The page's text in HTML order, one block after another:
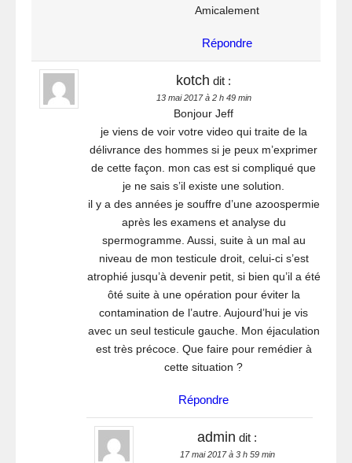
Amicalement
Répondre
kotch dit :
13 mai 2017 à 2 h 49 min
Bonjour Jeff
je viens de voir votre video qui traite de la
délivrance des hommes si je peux m’exprimer
de cette façon. mon cas est si compliqué que
je ne sais s’il existe une solution.
il y a des années je souffre d’une azoospermie
après les examens et analyse du
spermogramme. Aussi, suite à un mal au
niveau de mon testicule droit, celui-ci s’est
atrophié jusqu’à devenir petit, si bien qu’il a été
ôté suite à une opération pour éviter la
contamination de l’autre. Aujourd’hui je vis
avec un seul testicule gauche. Mon éjaculation
est très précoce. Que faire pour remédier à
cette situation ?
Répondre
admin dit :
17 mai 2017 à 3 h 59 min